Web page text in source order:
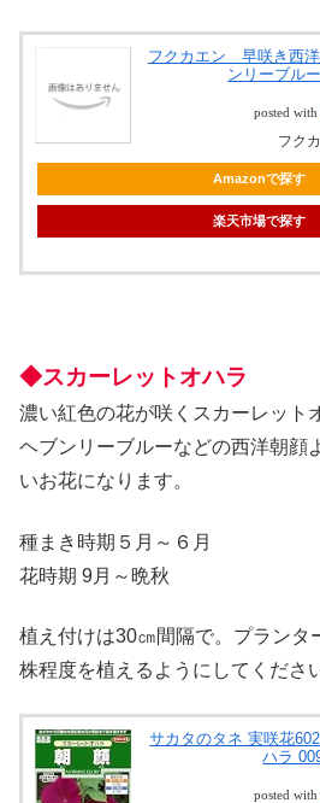
フクカエン 早咲き西
ンリーブル
posted with
フク
Amazonで探す
楽天市場で探す
◆スカーレットオハラ
濃い紅色の花が咲くスカーレット
ヘブンリーブルーなどの西洋朝顔
いお花になります。
種まき時期５月～６月
花時期 9月～晩秋
植え付けは30㎝間隔で。プランタ
株程度を植えるようにしてくださ
サカタのタネ 実咲花
ハラ
posted with